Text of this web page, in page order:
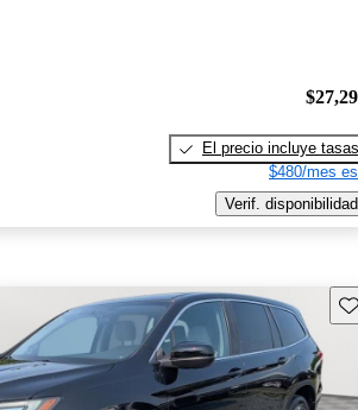
El precio incluye tasas
$480/mes
Verif. disponibilidad